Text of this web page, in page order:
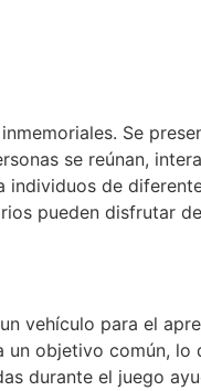
Se
se reúnan,
de
pueden disfrutar
vehículo para el
objetivo común, lo
durante el juego